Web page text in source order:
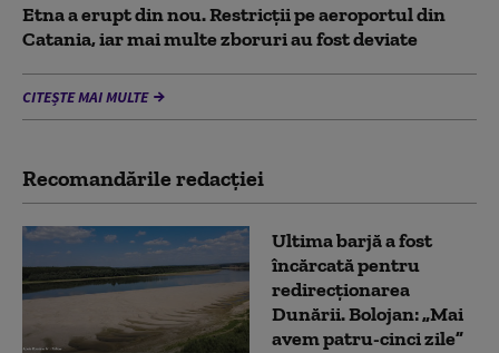
Etna a erupt din nou. Restricții pe aeroportul din
Catania, iar mai multe zboruri au fost deviate
CITEȘTE MAI MULTE
Recomandările redacţiei
Ultima barjă a fost
încărcată pentru
redirecționarea
Dunării. Bolojan: „Mai
avem patru-cinci zile”